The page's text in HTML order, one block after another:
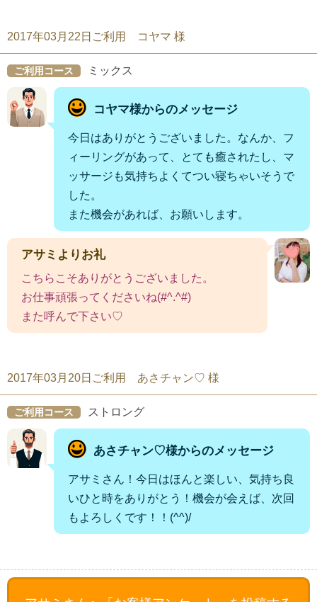
2017年03月22日ご利用 コヤマ 様
ご利用コース ミックス
コヤマ様からのメッセージ
今日はありがとうございました。なんか、フ
ィーリングがあって、とても癒されたし、マ
ッサージも気持ちよくてつい寝ちゃいそうで
した。
また機会があれば、お願いします。
アサミよりお礼
こちらこそありがとうございました。
お仕事頑張ってくださいね(#^.^#)
また呼んで下さい♡
2017年03月20日ご利用 あさチャン♡ 様
ご利用コース ストロング
あさチャン♡様からのメッセージ
アサミさん！今日はほんと楽しい、気持ち良
いひと時をありがとう！機会が会えば、次回
もよろしくです！！(^^)/